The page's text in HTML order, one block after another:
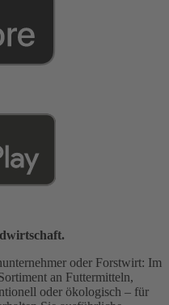
oder Forstwirt: Im
an Futtermitteln,
oder ökologisch – für